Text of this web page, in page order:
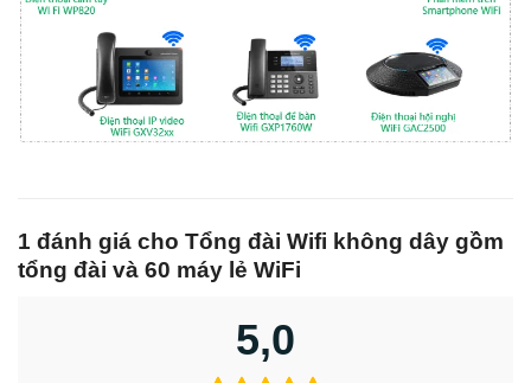
1 đánh giá cho Tổng đài Wifi không dây gồm
tổng đài và 60 máy lẻ WiFi
5,0